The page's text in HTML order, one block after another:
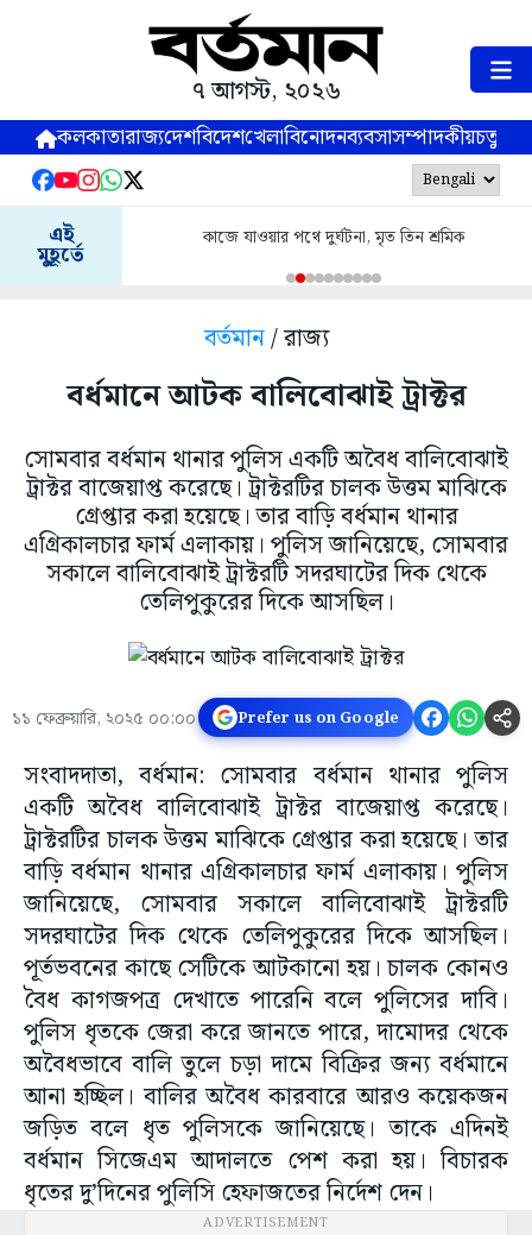
৭ আগস্ট, ২০২৬
কলকাতারাজ্যদেশবিদেশখেলাবিনোদনব্যবসাসম্পাদকীয়
এই
মুহূর্তে
কাজে যাওয়ার পথে দুর্ঘটনা, মৃত তিন শ্রমিক
বর্তমান/ রাজ্য
বর্ধমানে আটক বালিবোঝাই ট্রাক্টর
সোমবার বর্ধমান থানার পুলিস একটি অবৈধ বালিবোঝাই
ট্রাক্টর বাজেয়াপ্ত করেছে। ট্রাক্টরটির চালক উত্তম মাঝিকে
গ্রেপ্তার করা হয়েছে। তার বাড়ি বর্ধমান থানার
এগ্রিকালচার ফার্ম এলাকায়। পুলিস জানিয়েছে, সোমবার
সকালে বালিবোঝাই ট্রাক্টরটি সদরঘাটের দিক থেকে
তেলিপুকুরের দিকে আসছিল।
১১ ফেব্রুয়ারি, ২০২৫ ০০:০০ Prefer us on Google
সংবাদদাতা, বর্ধমান: সোমবার বর্ধমান থানার পুলিস
একটি অবৈধ বালিবোঝাই ট্রাক্টর বাজেয়াপ্ত করেছে।
ট্রাক্টরটির চালক উত্তম মাঝিকে গ্রেপ্তার করা হয়েছে। তার
বাড়ি বর্ধমান থানার এগ্রিকালচার ফার্ম এলাকায়। পুলিস
জানিয়েছে, সোমবার সকালে বালিবোঝাই ট্রাক্টরটি
সদরঘাটের দিক থেকে তেলিপুকুরের দিকে আসছিল।
পূর্তভবনের কাছে সেটিকে আটকানো হয়। চালক কোনও
বৈধ কাগজপত্র দেখাতে পারেনি বলে পুলিসের দাবি।
পুলিস ধৃতকে জেরা করে জানতে পারে, দামোদর থেকে
অবৈধভাবে বালি তুলে চড়া দামে বিক্রির জন্য বর্ধমানে
আনা হচ্ছিল। বালির অবৈধ কারবারে আরও কয়েকজন
জড়িত বলে ধৃত পুলিসকে জানিয়েছে। তাকে এদিনই
বর্ধমান সিজেএম আদালতে পেশ করা হয়। বিচারক
ধৃতের দু’দিনের পুলিসি হেফাজতের নির্দেশ দেন।
ADVERTISEMENT